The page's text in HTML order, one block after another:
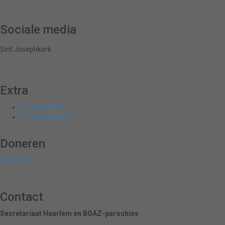
Sociale media
Sint Josephkerk
Extra
Privacybeleid
Preventiebeleid
Doneren
Steun ons
Contact
Secretariaat Haarlem en BOAZ-parochies